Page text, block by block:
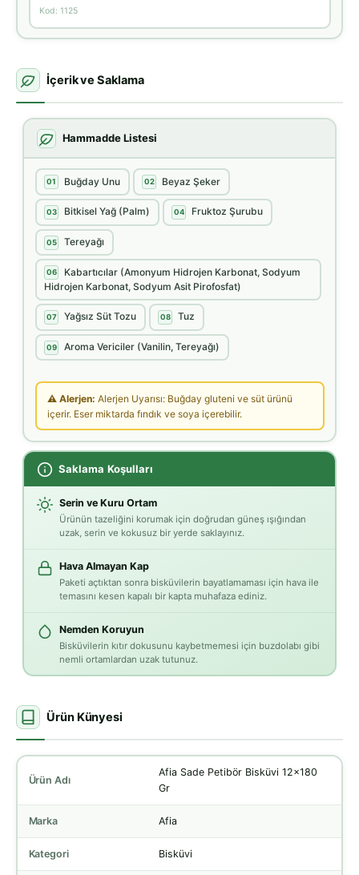
Kod: 1125
İçerik ve Saklama
Hammadde Listesi
01 Buğday Unu 02 Beyaz Şeker
03 Bitkisel Yağ (Palm) 04 Fruktoz Şurubu
05 Tereyağı
06
Kabartıcılar (Amonyum Hidrojen Karbonat, Sodyum
Hidrojen Karbonat, Sodyum Asit Pirofosfat)
07 Yağsız Süt Tozu 08 Tuz
09 Aroma Vericiler (Vanilin, Tereyağı)
⚠ Alerjen: Alerjen Uyarısı: Buğday gluteni ve süt ürünü
içerir. Eser miktarda fındık ve soya içerebilir.
Saklama Koşulları
Serin ve Kuru Ortam
Ürünün tazeliğini korumak için doğrudan güneş ışığından
uzak, serin ve kokusuz bir yerde saklayınız.
Hava Almayan Kap
Paketi açtıktan sonra bisküvilerin bayatlamaması için hava ile
temasını kesen kapalı bir kapta muhafaza ediniz.
Nemden Koruyun
Bisküvilerin kıtır dokusunu kaybetmemesi için buzdolabı gibi
nemli ortamlardan uzak tutunuz.
Ürün Künyesi
Ürün Adı
Afia Sade Petibör Bisküvi 12x180
Gr
Marka Afia
Kategori Bisküvi